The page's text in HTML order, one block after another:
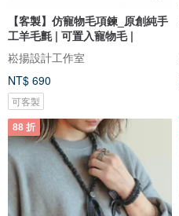
【客製】仿寵物毛項鍊_原創純手
工羊毛氈 | 可置入寵物毛 |
崧揚設計工作室
NT$ 690
可客製
88 折